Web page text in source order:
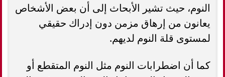
النوم، حيث تشير الأبحاث إلى أن بعض الأشخاص
يعانون من إرهاق مزمن دون إدراك حقيقي
لمستوى قلة النوم لديهم.
كما أن اضطرابات النوم مثل النوم المتقطع أو